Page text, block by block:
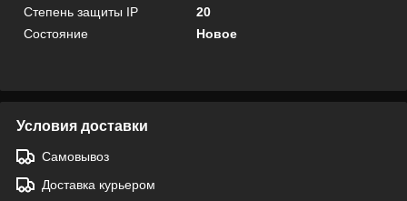
Степень защиты IP
20
Состояние
Новое
Условия доставки
Самовывоз
Доставка курьером